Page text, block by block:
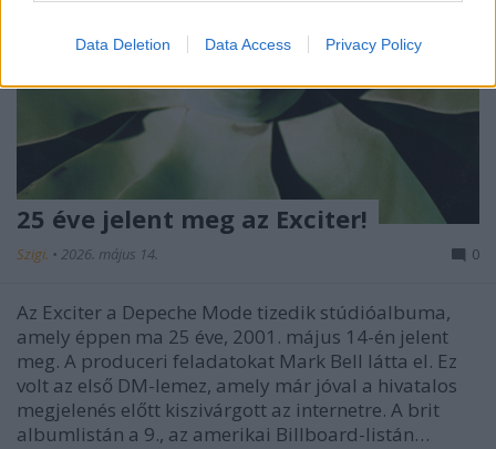
Data Deletion Data Access Privacy Policy
25 éve jelent meg az Exciter!
Szigi. • 2026. május 14. 0
Az Exciter a Depeche Mode tizedik stúdióalbuma,
amely éppen ma 25 éve, 2001. május 14-én jelent
meg. A produceri feladatokat Mark Bell látta el. Ez
volt az első DM-lemez, amely már jóval a hivatalos
megjelenés előtt kiszivárgott az internetre. A brit
albumlistán a 9., az amerikai Billboard-listán…